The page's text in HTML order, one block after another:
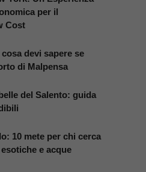
per il
Cost
devi sapere se
di Malpensa
del Salento: guida
10 mete per chi cerca
e acque